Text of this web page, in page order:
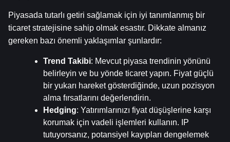
Piyasada tutarlı getiri sağlamak için iyi tanımlanmış bir
ticaret stratejisine sahip olmak esastır. Dikkate almanız
gereken bazı önemli yaklaşımlar şunlardır:
Trend Takibi: Mevcut piyasa trendinin yönünü
belirleyin ve bu yönde ticaret yapın. Fiyat güçlü
bir yukarı hareket gösterdiğinde, uzun pozisyon
alma fırsatlarını değerlendirin.
Hedging: Yatırımlarınızı fiyat düşüşlerine karşı
korumak için vadeli işlemleri kullanın. IP
tutuyorsanız, potansiyel kayıpları dengelemek